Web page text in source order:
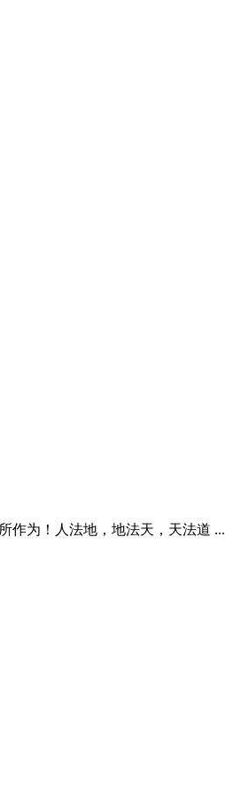
作为！人法地，地法天，天法道 ...